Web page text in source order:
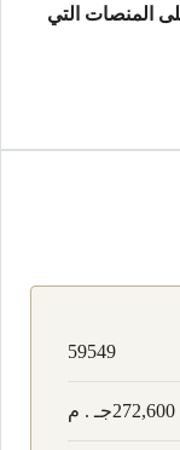
المنصات التي
59549
272,600جـ . م